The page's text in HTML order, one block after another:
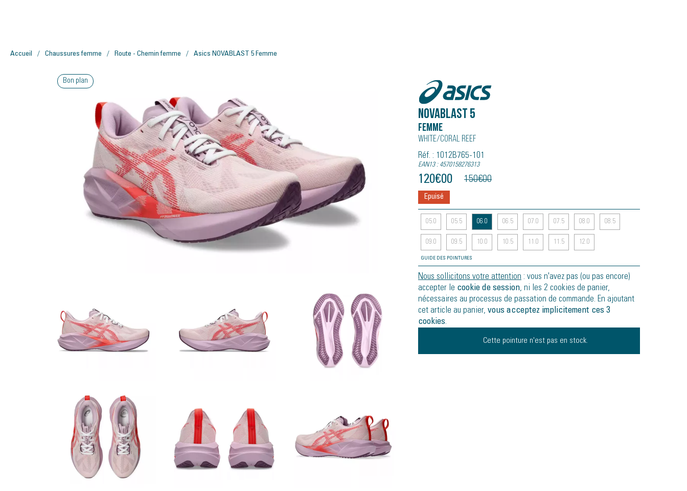
Accueil Chaussures femme Route - Chemin femme Asics NOVABLAST 5 Femme
Asics
NOVABLAST 5
Femme
White/coral Reef
Réf. : 1012B765-101
EAN13 : 4570158276313
120€00 150€00
Epuisé
05.0 05.5 06.0 06.5 07.0 07.5 08.0 08.5
09.0 09.5 10.0 10.5 11.0 11.5 12.0
GUIDE DES POINTURES
Nous sollicitons votre attention : vous n'avez pas (ou pas encore)
accepter le cookie de session, ni les 2 cookies de panier,
nécessaires au processus de passation de commande. En ajoutant
cet article au panier, vous acceptez implicitement ces 3
cookies.
Cette pointure n'est pas en stock.
Bon plan